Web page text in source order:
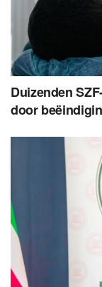
Duizenden
door